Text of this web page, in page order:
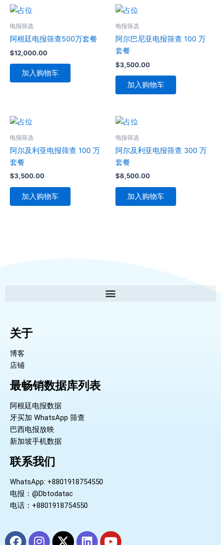
电报筛选
阿根廷电报筛查500万套餐
$12,000.00
加入购物车
电报筛选
阿尔巴尼亚电报筛查 100 万
套餐
$3,500.00
加入购物车
电报筛选
阿尔及利亚电报筛查 100 万
套餐
$3,500.00
加入购物车
电报筛选
阿尔及利亚电报筛查 300 万
套餐
$8,500.00
加入购物车
关于
博客
店铺
最畅销数据库列表
阿根廷电报数据
牙买加 WhatsApp 筛查
巴西电报放映
新加坡手机数据
联系我们
WhatsApp: +8801918754550
电报：@Dbtodatac
电话：+8801918754550
F
I
X
L
Y